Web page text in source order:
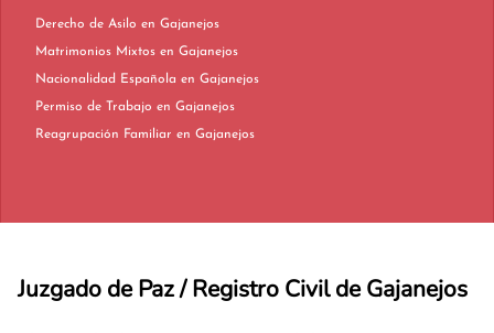
Derecho de Asilo en Gajanejos
Matrimonios Mixtos en Gajanejos
Nacionalidad Española en Gajanejos
Permiso de Trabajo en Gajanejos
Reagrupación Familiar en Gajanejos
Juzgado de Paz / Registro Civil de Gajanejos